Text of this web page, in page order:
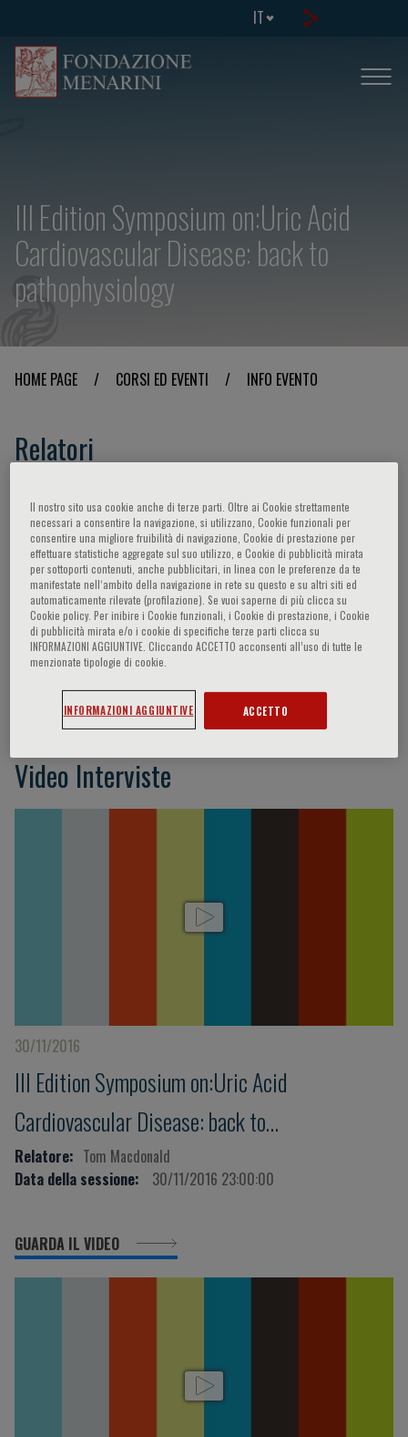
IT
III Edition Symposium on:Uric Acid
Cardiovascular Disease: back to
pathophysiology
HOME PAGE / CORSI ED EVENTI / INFO EVENTO
Relatori
Giovambattista,Grassi Guido,Ruilope Luis M.,
Shabsigh Ridwan,Taddei Stefano,Doehner
Wolfram, Feig Daniel I.,Kielstein Jan T.,
Dawson Jesse,Punzi Leonardo,Johnson
Richard J.,Pontremoli Roberto,Borghi Claudio,
Alderman Michael H.,Lerman Amir,Zoccali
Carmine,Galassi Francesco Maria,
Kelley Eric,R. Merriman Tony,Lerman O. Lilach
Video Interviste
30/11/2016
III Edition Symposium on:Uric Acid
Cardiovascular Disease: back to
pathophysiology
Relatore: Tom Macdonald
Data della sessione:
30/11/2016 23:00:00
GUARDA IL VIDEO
Il nostro sito usa cookie anche di terze parti. Oltre ai Cookie strettamente
necessari a consentire la navigazione, si utilizzano, Cookie funzionali per
consentire una migliore fruibilità di navigazione, Cookie di prestazione per
effettuare statistiche aggregate sul suo utilizzo, e Cookie di pubblicità mirata
per sottoporti contenuti, anche pubblicitari, in linea con le preferenze da te
manifestate nell‘ambito della navigazione in rete su questo e su altri siti ed
automaticamente rilevate (profilazione). Se vuoi saperne di più clicca su
Cookie policy. Per inibire i Cookie funzionali, i Cookie di prestazione, i Cookie
di pubblicità mirata e/o i cookie di specifiche terze parti clicca su
INFORMAZIONI AGGIUNTIVE. Cliccando ACCETTO acconsenti all’uso di tutte le
menzionate tipologie di cookie.
INFORMAZIONI AGGIUNTIVE ACCETTO